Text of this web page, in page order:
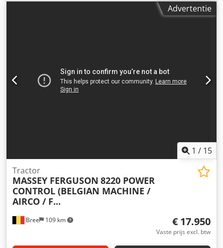
REGISTRATIEBEWIJS = Meer informatie = Modeljaar: 1995
Advertentie
1 / 15
Bree 109 km
Tractor
MASSEY FERGUSON 8220 POWER
CONTROL (BELGIAN MACHINE /
AIRCO / F...
€ 17.950
Vaste prijs excl. btw